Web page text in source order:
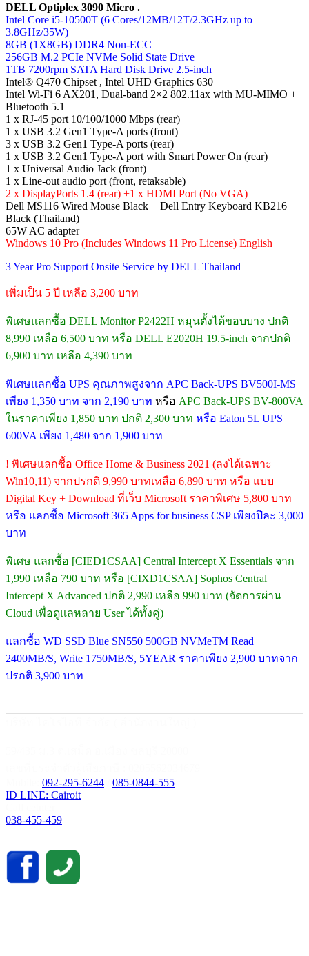
DELL Optiplex 3090 Micro .
Intel Core i5-10500T (6 Cores/12MB/12T/2.3GHz up to
3.8GHz/35W)
8GB (1X8GB) DDR4 Non-ECC
256GB M.2 PCIe NVMe Solid State Drive
1TB 7200rpm SATA Hard Disk Drive 2.5-inch
Intel® Q470 Chipset , Intel UHD Graphics 630
Intel Wi-Fi 6 AX201, Dual-band 2×2 802.11ax with MU-MIMO +
Bluetooth 5.1
1 x RJ-45 port 10/100/1000 Mbps (rear)
1 x USB 3.2 Gen1 Type-A ports (front)
3 x USB 3.2 Gen1 Type-A ports (rear)
1 x USB 3.2 Gen1 Type-A port with Smart Power On (rear)
1 x Universal Audio Jack (front)
1 x Line-out audio port (front, retaksable)
2 x DisplayPorts 1.4 (rear) +1 x HDMI Port (No VGA)
Dell MS116 Wired Mouse Black + Dell Entry Keyboard KB216
Black (Thailand)
65W AC adapter
Windows 10 Pro (Includes Windows 11 Pro License) English
3 Year Pro Support Onsite Service by DELL Thailand
เพิ่มเป็น 5 ปี เหลือ 3,200 บาท
พิเศษแลกซื้อ DELL Monitor P2422H หมุนตั้งได้ขอบบาง ปกติ
8,990 เหลือ 6,500 บาท หรือ DELL E2020H 19.5-inch จากปกติ
6,900 บาท เหลือ 4,390 บาท
พิเศษแลกซื้อ UPS คุณภาพสูงจาก APC Back-UPS BV500I-MS
เพียง 1,350 บาท จาก 2,190 บาท หรือ APC Back-UPS BV-800VA
ในราคาเพียง 1,850 บาท ปกติ 2,300 บาท หรือ Eaton 5L UPS
600VA เพียง 1,480 จาก 1,900 บาท
! พิเศษแลกซื้อ Office Home & Business 2021 (ลงได้เฉพาะ
Win10,11) จากปรกติ 9,990 บาทเหลือ 6,890 บาท หรือ แบบ
Digital Key + Download ที่เว็บ Microsoft ราคาพิเศษ 5,800 บาท
หรือ แลกซื้อ Microsoft 365 Apps for business CSP เพียงปีละ 3,000
บาท
พิเศษ แลกซื้อ [CIED1CSAA] Central Intercept X Essentials จาก
1,990 เหลือ 790 บาท หรือ [CIXD1CSAA] Sophos Central
Intercept X Advanced ปกติ 2,990 เหลือ 990 บาท (จัดการผ่าน
Cloud เพื่อดูแลหลาย User ได้ทั้งคู่)
แลกซื้อ WD SSD Blue SN550 500GB NVMeTM Read
2400MB/S, Write 1750MB/S, 5YEAR ราคาเพียง 2,900 บาทจาก
ปรกติ 3,900 บาท
092-295-6244
085-0844-555
ID LINE: Cairoit
038-455-459